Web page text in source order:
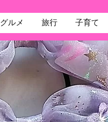
グルメ 旅行 子育て